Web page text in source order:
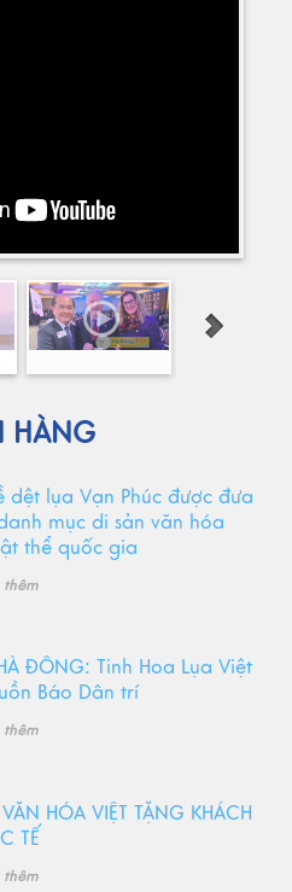
HÀNG
dệt lụa Vạn Phúc được đưa
mục di sản văn hóa
thể quốc gia
thêm
ĐÔNG: Tinh Hoa Lụa Việt
Báo Dân trí
thêm
HÓA VIỆT TẶNG KHÁCH
TẾ
thêm